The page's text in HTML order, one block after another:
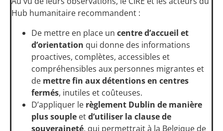
Hub humanitaire recommandent :
De mettre en place un centre d’accueil et
d’orientation qui donne des informations
proactives, complètes, accessibles et
compréhensibles aux personnes migrantes et
de mettre fin aux détentions en centres
fermés, inutiles et coûteuses.
D’appliquer le règlement Dublin de manière
plus souple etd’utiliser la clause de
souveraineté, qui permettrait à la Belgique de